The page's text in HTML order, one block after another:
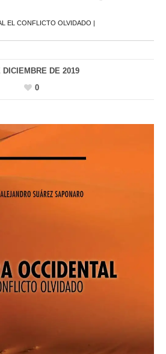
EL CONFLICTO OLVIDADO |
DICIEMBRE DE 2019
0